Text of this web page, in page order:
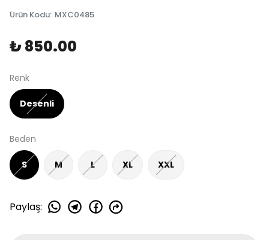
Ürün Kodu: MXC0485
₺ 850.00
Renk
Desenli
Beden
S M L XL XXL
Paylaş: